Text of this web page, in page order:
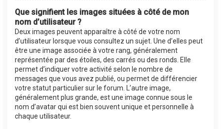
Que signifient les images situées à côté de mon
nom d’utilisateur ?
Deux images peuvent apparaître à côté de votre nom
d’utilisateur lorsque vous consultez un sujet. Une d’elles peut
être une image associée à votre rang, généralement
représentée par des étoiles, des carrés ou des ronds. Elle
permet d’indiquer votre activité selon le nombre de
messages que vous avez publié, ou permet de différencier
votre statut particulier sur le forum. L’autre image,
généralement plus grande, est une image connue sous le
nom d’avatar qui est bien souvent unique et personnelle à
chaque utilisateur.